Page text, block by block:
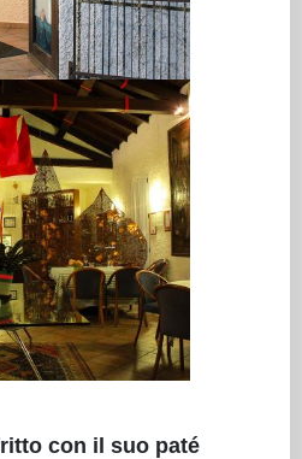
con il suo paté